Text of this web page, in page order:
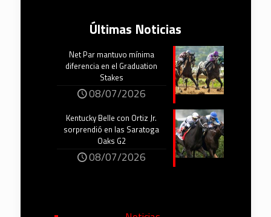
Últimas Noticias
Net Par mantuvo mínima
diferencia en el Graduation
Stakes
08/07/2026
Kentucky Belle con Ortiz Jr.
sorprendió en las Saratoga
Oaks G2
08/07/2026